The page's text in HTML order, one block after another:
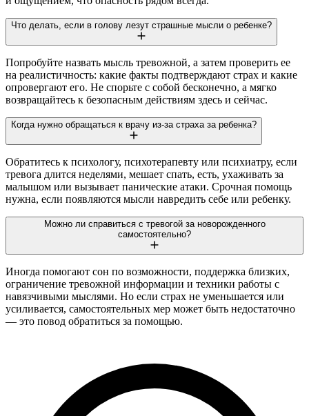
Что делать, если в голову лезут страшные мысли о ребенке?
Попробуйте назвать мысль тревожной, а затем проверить ее
на реалистичность: какие факты подтверждают страх и какие
опровергают его. Не спорьте с собой бесконечно, а мягко
возвращайтесь к безопасным действиям здесь и сейчас.
Когда нужно обращаться к врачу из-за страха за ребенка?
Обратитесь к психологу, психотерапевту или психиатру, если
тревога длится неделями, мешает спать, есть, ухаживать за
малышом или вызывает панические атаки. Срочная помощь
нужна, если появляются мысли навредить себе или ребенку.
Можно ли справиться с тревогой за новорожденного
самостоятельно?
Иногда помогают сон по возможности, поддержка близких,
ограничение тревожной информации и техники работы с
навязчивыми мыслями. Но если страх не уменьшается или
усиливается, самостоятельных мер может быть недостаточно
— это повод обратиться за помощью.